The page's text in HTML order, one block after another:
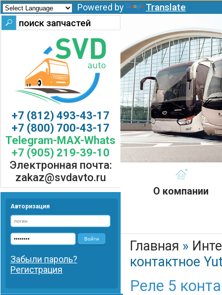
Powered by Translate
+7 (812) 493-43-17
+7 (800) 700-43-17
Telegram-MAX-Whats
+7 (905) 219-39-10
Электронная почта:
zakaz@svdavto.ru
О компании
Главная »
контактное
Реле 5
Авторизация
Войти
Забыли пароль?
Регистрация